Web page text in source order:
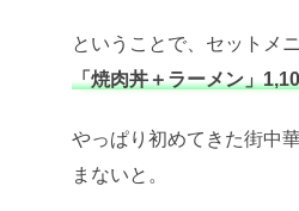
ということで、セットメ
「焼肉丼＋ラーメン」
やっぱり初めてきた街中
まないと。